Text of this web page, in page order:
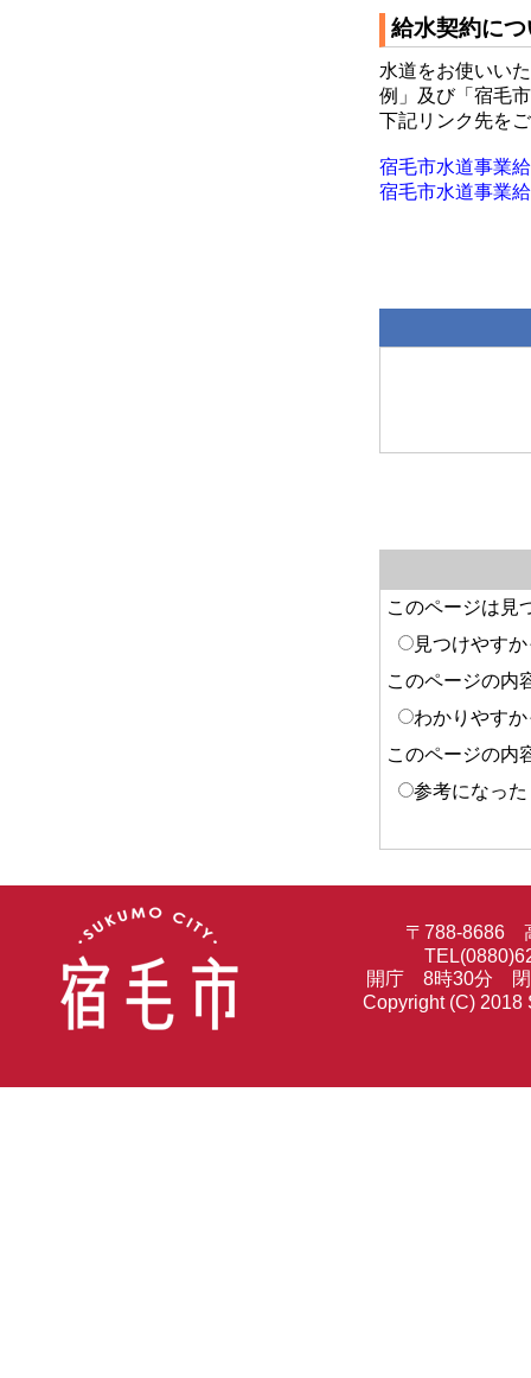
給水契約に
水道をお使いい
例」及び「宿毛
下記リンク先を
宿毛市水道事業
宿毛市水道事業
このページは見
見つけやす
このページの内
わかりやす
このページの内
参考になった
〒788-8686
開庁 8時30分 閉
Copyright (C) 2018